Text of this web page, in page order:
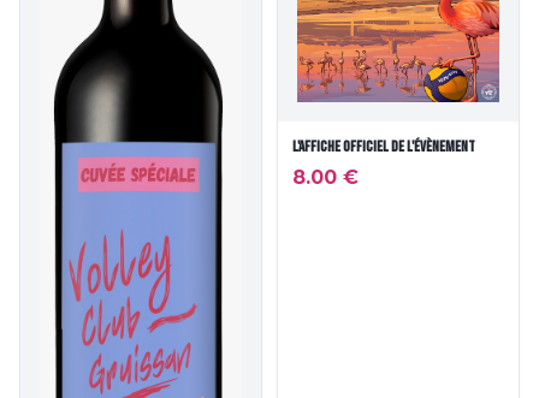
L'affiche officiel de l'évènement
8.00 €